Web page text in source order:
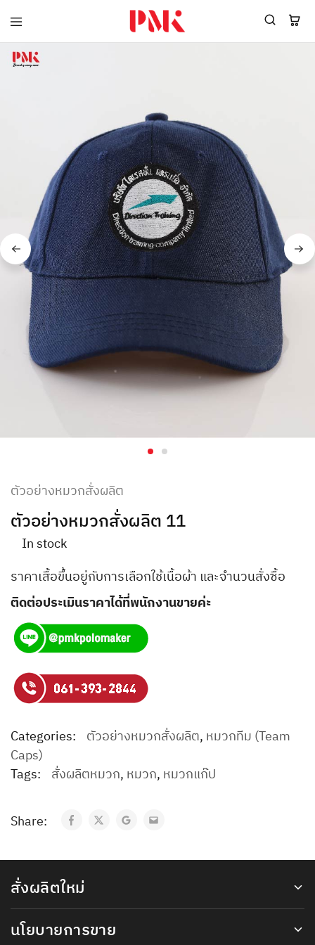
PMK
เสื้อ
โปโล
ยูนิฟอร์ม
พร้อม
โลโก้
ผู้
ISO9001
และ
อุตสาหกรรม
สี
เขียว
ระดับ
ที่2
ตัวอย่างหมวกสั่งผลิต
ตัวอย่างหมวกสั่งผลิต 11
In stock
ราคาเสื้อขึ้นอยู่กับการเลือกใช้เนื้อผ้า และจำนวนสั่งซื้อ
ติดต่อประเมินราคาได้ที่พนักงานขายค่ะ
Categories: ตัวอย่างหมวกสั่งผลิต, หมวกทีม (Team
Caps)
Tags: สั่งผลิตหมวก, หมวก, หมวกแก๊ป
Share:
สั่งผลิตใหม่
นโยบายการขาย